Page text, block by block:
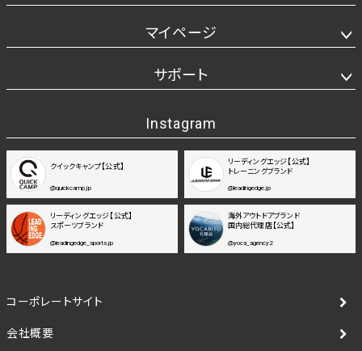
マイページ
サポート
Instagram
クイックキャンプ【公式】
@quickcamp.jp
リーディングエッジ【公式】
トレーニングブランド
@leadingedge.jp
リーディングエッジ【公式】
スポーツブランド
@leadingedge_sports.jp
海外アウトドアブランド
国内総代理店【公式】
@yoca_agency2
コーポレートサイト
会社概要